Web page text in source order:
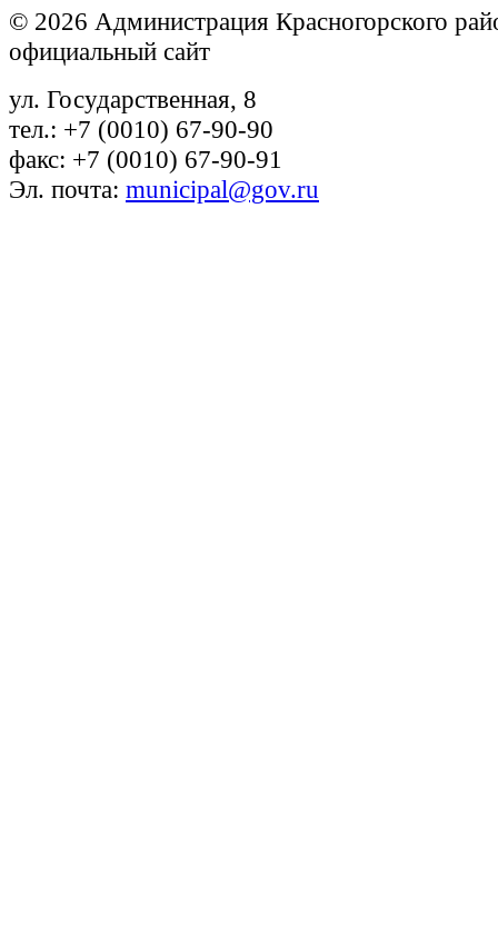
© 2026 Администрация Красногорского
официальный сайт
ул. Государственная, 8
тел.: +7 (0010) 67-90-90
факс: +7 (0010) 67-90-91
Эл. почта: municipal@gov.ru